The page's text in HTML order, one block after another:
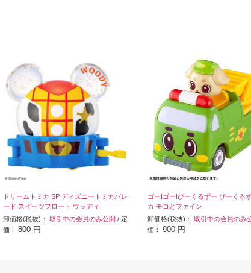
ドリームトミカ SP ディズニートミカパレ
ード スイーツフロート ウッディ
卸価格(税抜)： 取引中の会員のみ公開 / 定
価： 800 円
ゴー!ゴー!びーくるずー びーくる
カ モコとファイン
卸価格(税抜)： 取引中の会員のみ
価： 900 円